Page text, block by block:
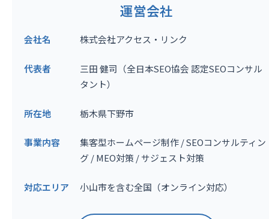
運営会社
会社名 株式会社アクセス・リンク
代表者
三田 健司（全日本SEO協会 認定SEOコンサル
タント）
所在地 栃木県下野市
事業内容
集客型ホームページ制作 / SEOコンサルティン
グ / MEO対策 / サジェスト対策
対応エリア 小山市を含む全国（オンライン対応）